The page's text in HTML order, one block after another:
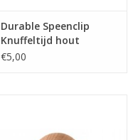
Durable Speenclip
Knuffeltijd hout
€5,00